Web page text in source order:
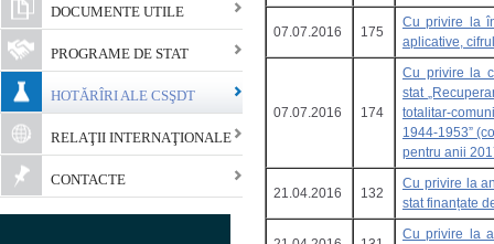
07.07.2016 175
Cu privire la
aplicative,
07.07.2016 174
Cu privire la
stat
totalitar-
1944-1953”
pentru anii
21.04.2016 132
Cu privire la
stat finanțate
Cu privire la
DOCUMENTE UTILE
PROGRAME DE STAT
HOTĂRÎRI ALE CSŞDT
RELAŢII INTERNAŢIONALE
CONTACTE